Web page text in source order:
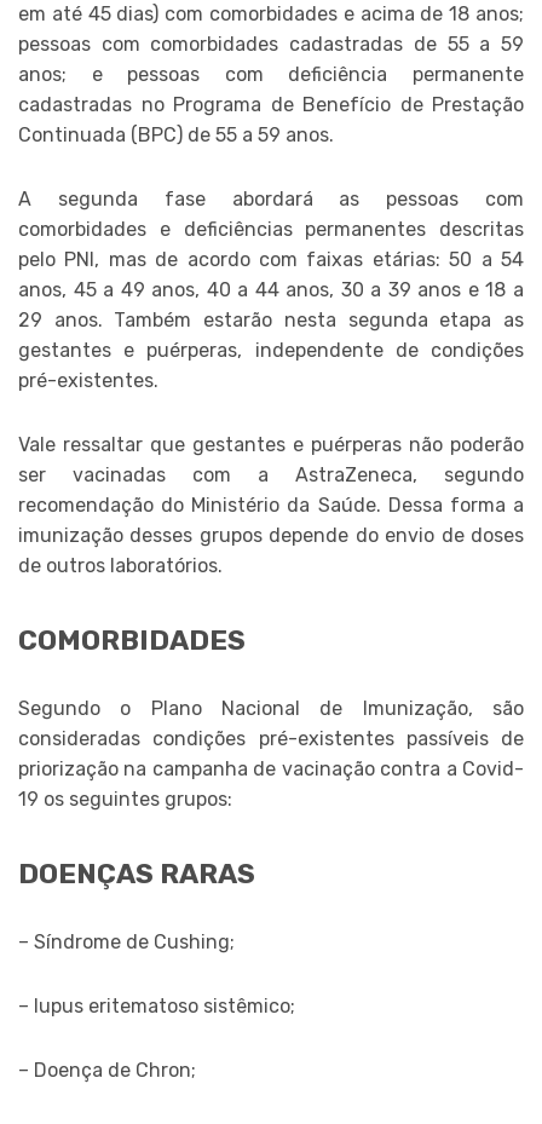
em até 45 dias) com comorbidades e acima de 18 anos;
pessoas com comorbidades cadastradas de 55 a 59
anos; e pessoas com deficiência permanente
cadastradas no Programa de Benefício de Prestação
Continuada (BPC) de 55 a 59 anos.
A segunda fase abordará as pessoas com
comorbidades e deficiências permanentes descritas
pelo PNI, mas de acordo com faixas etárias: 50 a 54
anos, 45 a 49 anos, 40 a 44 anos, 30 a 39 anos e 18 a
29 anos. Também estarão nesta segunda etapa as
gestantes e puérperas, independente de condições
pré-existentes.
Vale ressaltar que gestantes e puérperas não poderão
ser vacinadas com a AstraZeneca, segundo
recomendação do Ministério da Saúde. Dessa forma a
imunização desses grupos depende do envio de doses
de outros laboratórios.
COMORBIDADES
Segundo o Plano Nacional de Imunização, são
consideradas condições pré-existentes passíveis de
priorização na campanha de vacinação contra a Covid-
19 os seguintes grupos:
DOENÇAS RARAS
– Síndrome de Cushing;
– lupus eritematoso sistêmico;
– Doença de Chron;